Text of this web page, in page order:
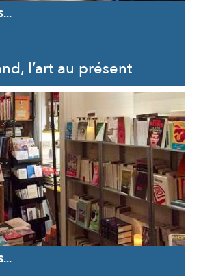
l’art au présent